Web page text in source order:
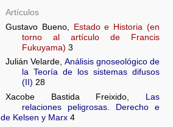
Artículos
Gustavo Bueno, Estado e Historia (en
torno al artículo de Francis
Fukuyama) 3
Julián Velarde, Análisis gnoseológico de
la Teoría de los sistemas difusos
(II) 28
Xacobe Bastida Freixido,
Las
relaciones peligrosas. Derecho e
Kelsen y Marx 4